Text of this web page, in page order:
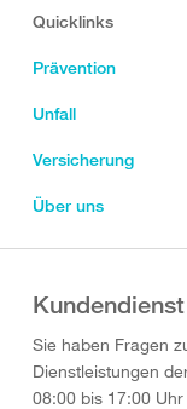
Quicklinks
Prävention
Unfall
Versicherung
Über uns
Kundendienst
Sie haben Fragen
Dienstleistungen
08:00 bis 17:00